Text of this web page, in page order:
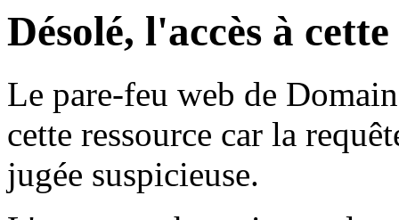
Désolé, l'accès à
Le pare-feu web de
cette ressource car la
jugée suspicieuse.